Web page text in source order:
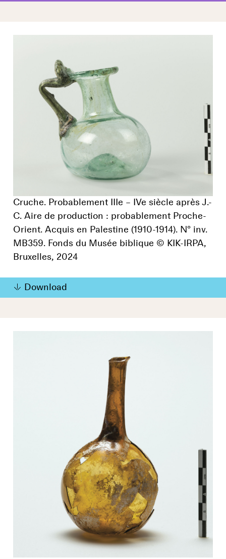
Cruche. Probablement IIIe – IVe siècle après J.-
C. Aire de production : probablement Proche-
Orient. Acquis en Palestine (1910-1914). N° inv.
MB359. Fonds du Musée biblique © KIK-IRPA,
Bruxelles, 2024
Download